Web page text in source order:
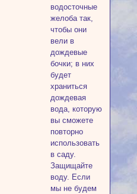
водосточные
желоба так,
чтобы они
вели в
дождевые
бочки; в них
будет
храниться
дождевая
вода, которую
вы сможете
повторно
использовать
в саду.
Защищайте
воду. Если
мы не будем